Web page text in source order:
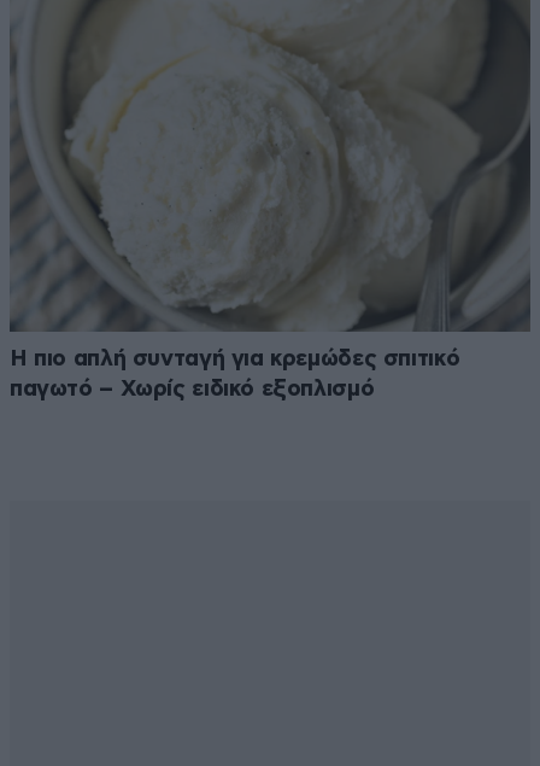
Η πιο απλή συνταγή για κρεμώδες σπιτικό
παγωτό – Χωρίς ειδικό εξοπλισμό